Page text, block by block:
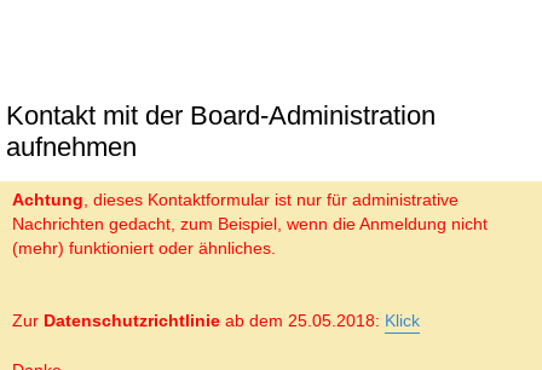
Kontakt mit der Board-Administration
aufnehmen
Achtung , dieses Kontaktformular ist nur für administrative
Nachrichten gedacht, zum Beispiel, wenn die Anmeldung nicht
(mehr) funktioniert oder ähnliches.
Zur Datenschutzrichtlinie ab dem 25.05.2018: Klick